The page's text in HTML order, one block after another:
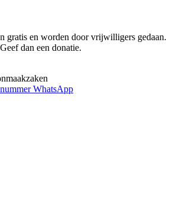
gratis en worden door vrijwilligers gedaan.
dan een donatie.
WhatsApp